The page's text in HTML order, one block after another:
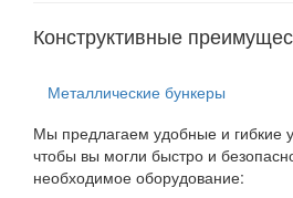
Конструктивные
Металлические бункеры
Мы предлагаем удобные и гибкие
чтобы вы могли быстро и
необходимое оборудование: